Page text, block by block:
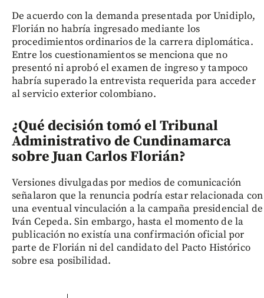
De acuerdo con la demanda presentada por Unidiplo,
Florián no habría ingresado mediante los
procedimientos ordinarios de la carrera diplomática.
Entre los cuestionamientos se menciona que no
presentó ni aprobó el examen de ingreso y tampoco
habría superado la entrevista requerida para acceder
al servicio exterior colombiano.
¿Qué decisión tomó el Tribunal
Administrativo de Cundinamarca
sobre Juan Carlos Florián?
Versiones divulgadas por medios de comunicación
señalaron que la renuncia podría estar relacionada con
una eventual vinculación a la campaña presidencial de
Iván Cepeda. Sin embargo, hasta el momento de la
publicación no existía una confirmación oficial por
parte de Florián ni del candidato del Pacto Histórico
sobre esa posibilidad.